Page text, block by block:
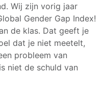
Wij zijn vorig jaar
Gender Gap Index!
de klas. Dat geeft je
dat je niet meetelt,
probleem van
niet de schuld van